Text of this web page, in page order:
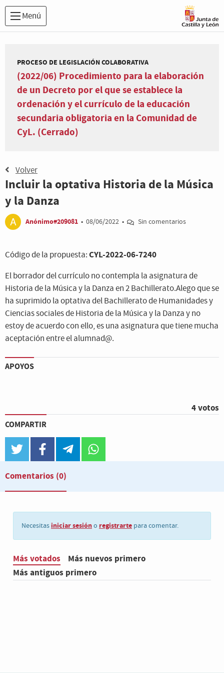
Menú
PROCESO DE LEGISLACIÓN COLABORATIVA
(2022/06) Procedimiento para la elaboración
de un Decreto por el que se establece la
ordenación y el currículo de la educación
secundaria obligatoria en la Comunidad de
CyL. (Cerrado)
Volver
Incluir la optativa Historia de la Música
y la Danza
Anónimo#209081 • 08/06/2022 • Sin comentarios
Código de la propuesta:CYL-2022-06-7240
El borrador del currículo no contempla la asignatura de
Historia de la Música y la Danza en 2 Bachillerato.Alego que se
ha suprimido la optativa del Bachillerato de Humanidades y
Ciencias sociales de Historia de la Música y la Danza y no
estoy de acuerdo con ello, es una asignatura que tiene mucha
aceptación entre el alumnad@.
APOYOS
4 votos
COMPARTIR
twitter facebook telegram
Comentarios (0)
Necesitas iniciar sesióno registrarte para comentar.
Más votados
Más nuevos primero
Más antiguos primero